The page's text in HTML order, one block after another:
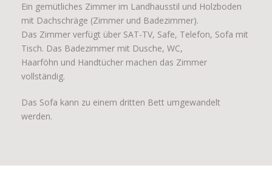
Ein gemütliches Zimmer im Landhausstil und Holzboden
mit Dachschräge (Zimmer und Badezimmer).
Das Zimmer verfügt über SAT-TV, Safe, Telefon, Sofa mit
Tisch. Das Badezimmer mit Dusche, WC,
Haarföhn und Handtücher machen das Zimmer
vollständig.
Das Sofa kann zu einem dritten Bett umgewandelt
werden.